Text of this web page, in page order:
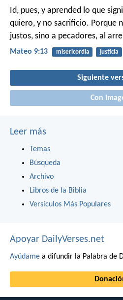
Id, pues, y aprended lo que
quiero, y no sacrificio. Porque
justos, sino a pecadores, al
Mateo 9:13 misericordia justicia
Siguiente
Con
Leer más
Temas
Búsqueda
Archivo
Libros de la Biblia
Versículos Más Populares
Apoyar DailyVerses.net
Ayúdame a difundir la Palabra de